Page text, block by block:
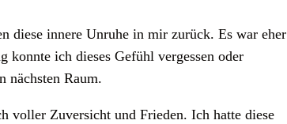
diese innere Unruhe in mir zurück. Es war eher
konnte ich dieses Gefühl vergessen oder
nächsten Raum.
voller Zuversicht und Frieden. Ich hatte diese